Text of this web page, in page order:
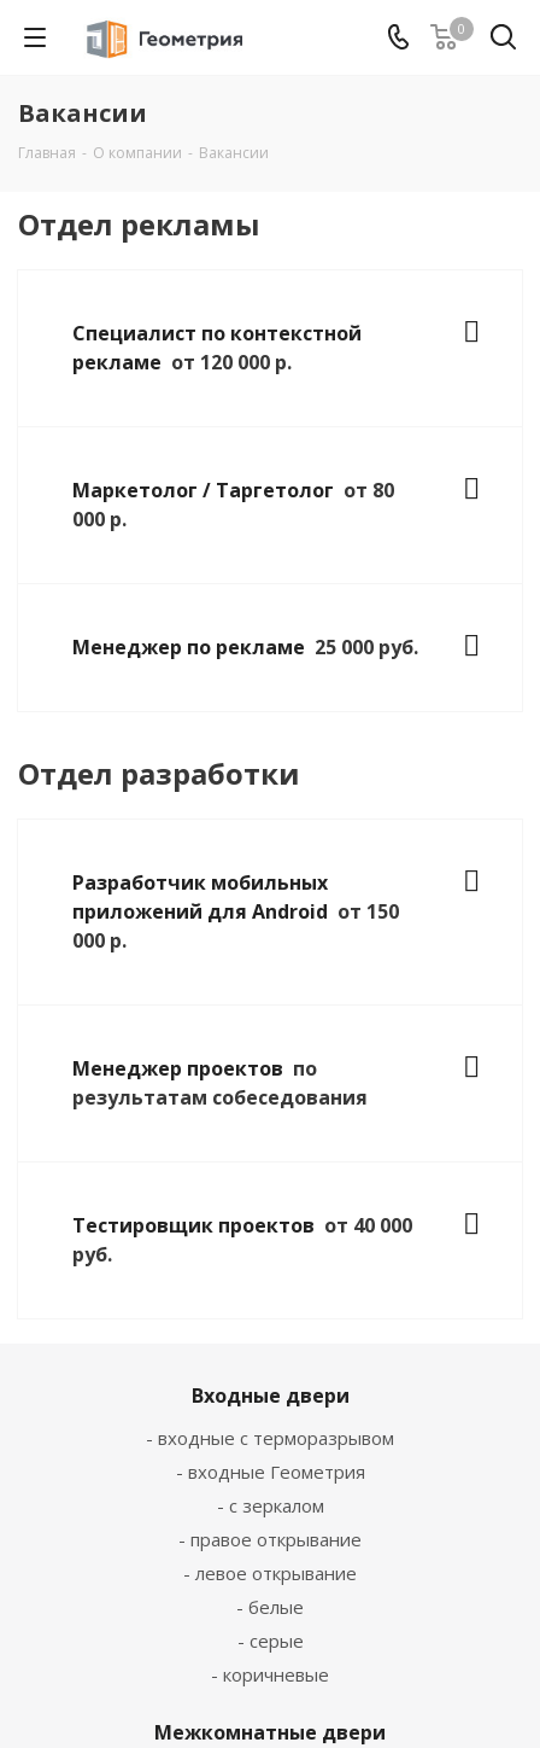
0
Вакансии
Главная - О компании - Вакансии
Отдел рекламы
Специалист по контекстной
рекламе от 120 000 р.
Маркетолог / Таргетолог от 80
000 р.
Менеджер по рекламе 25 000 руб.
Отдел разработки
Разработчик мобильных
приложений для Android от 150
000 р.
Менеджер проектов по
результатам собеседования
Тестировщик проектов от 40 000
руб.
Входные двери
- входные с терморазрывом
- входные Геометрия
- с зеркалом
- правое открывание
- левое открывание
- белые
- серые
- коричневые
Межкомнатные двери